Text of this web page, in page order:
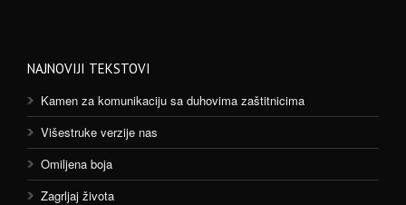
NAJNOVIJI TEKSTOVI
Kamen za komunikaciju sa duhovima zaštitnicima
Višestruke verzije nas
Omiljena boja
Zagrljaj života